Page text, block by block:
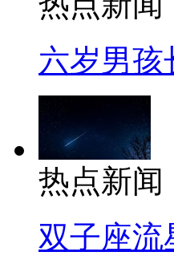
六岁男孩
热点新闻
双子座流